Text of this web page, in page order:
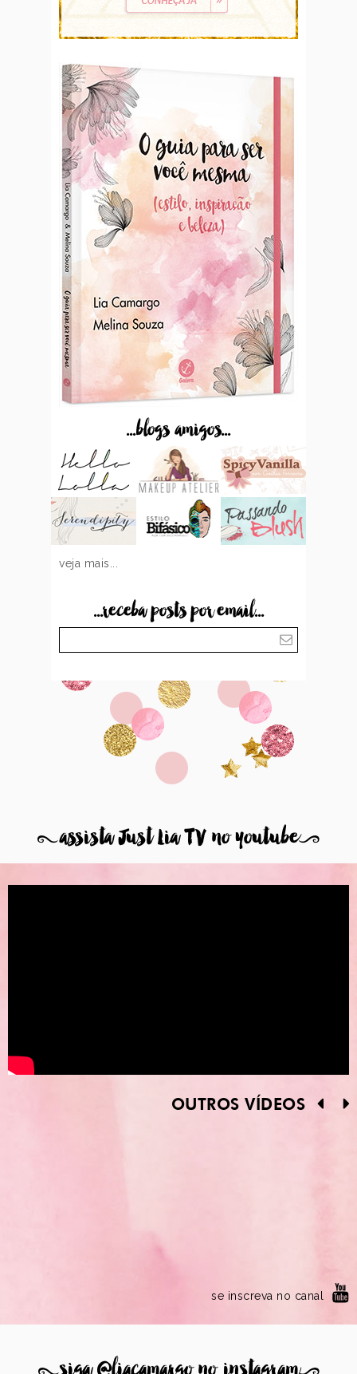
...blogs amigos...
veja mais...
...receba posts por email...
8assista Just Lia TV no youtube9
OUTROS VÍDEOS
se inscreva no canal